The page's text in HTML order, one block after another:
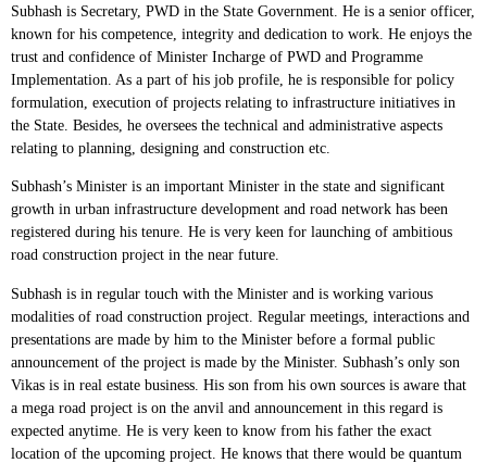
Subhash is Secretary, PWD in the State Government. He is a senior officer,
known for his competence, integrity and dedication to work. He enjoys the
trust and confidence of Minister Incharge of PWD and Programme
Implementation. As a part of his job profile, he is responsible for policy
formulation, execution of projects relating to infrastructure initiatives in
the State. Besides, he oversees the technical and administrative aspects
relating to planning, designing and construction etc.
Subhash’s Minister is an important Minister in the state and significant
growth in urban infrastructure development and road network has been
registered during his tenure. He is very keen for launching of ambitious
road construction project in the near future.
Subhash is in regular touch with the Minister and is working various
modalities of road construction project. Regular meetings, interactions and
presentations are made by him to the Minister before a formal public
announcement of the project is made by the Minister. Subhash’s only son
Vikas is in real estate business. His son from his own sources is aware that
a mega road project is on the anvil and announcement in this regard is
expected anytime. He is very keen to know from his father the exact
location of the upcoming project. He knows that there would be quantum